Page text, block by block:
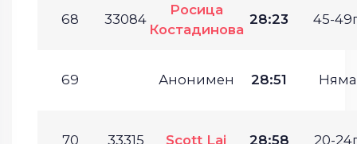
68 33084
Росица
Костадинова
28:23 45-
69 Анонимен 28:51 Няма
70 33315 Scott Lai 28:58 20-